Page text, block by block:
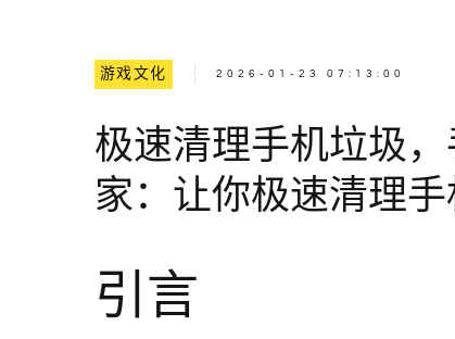
游戏文化 2026-01-23 07:13:00
极速清理手机垃圾
家：让你极速清理
引言